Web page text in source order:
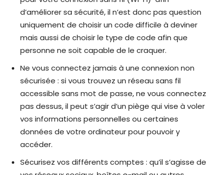
d’améliorer sa sécurité, il n’est donc pas question
uniquement de choisir un code difficile à deviner
mais aussi de choisir le type de code afin que
personne ne soit capable de le craquer.
Ne vous connectez jamais à une connexion non
sécurisée : si vous trouvez un réseau sans fil
accessible sans mot de passe, ne vous connectez
pas dessus, il peut s’agir d’un piège qui vise à voler
vos informations personnelles ou certaines
données de votre ordinateur pour pouvoir y
accéder.
Sécurisez vos différents comptes : qu’il s’agisse de